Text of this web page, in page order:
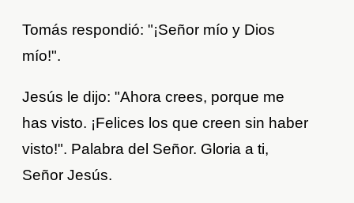
Tomás respondió: "¡Señor mío y Dios
mío!".
Jesús le dijo: "Ahora crees, porque me
has visto. ¡Felices los que creen sin haber
visto!". Palabra del Señor. Gloria a ti,
Señor Jesús.